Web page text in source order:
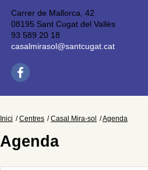
Carrer de Mallorca, 42
08195 Sant Cugat del Vallès
93 589 20 18
casalmirasol@santcugat.cat
Inici Centres Casal Mira-sol Agenda
Agenda